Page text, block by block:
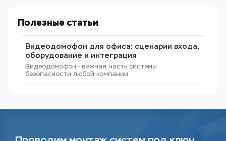
Полезные статьи
Видеодомофон для офиса: сценарии входа,
оборудование и интеграция
Видеодомофон - важная часть системы
безопасности любой компании